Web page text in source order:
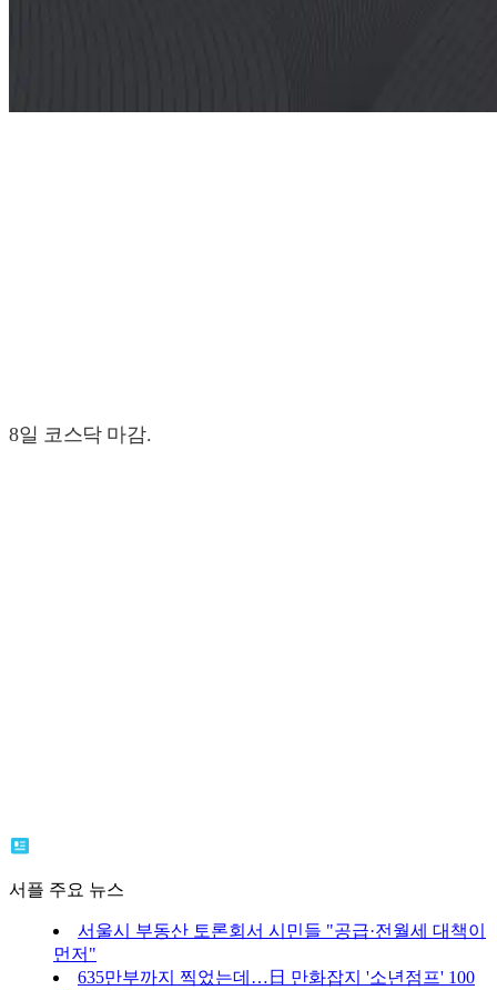
8일 코스닥 마감.
서플 주요 뉴스
서울시 부동산 토론회서 시민들 "공급·전월세 대책이
먼저"
635만부까지 찍었는데…日 만화잡지 '소년점프' 100